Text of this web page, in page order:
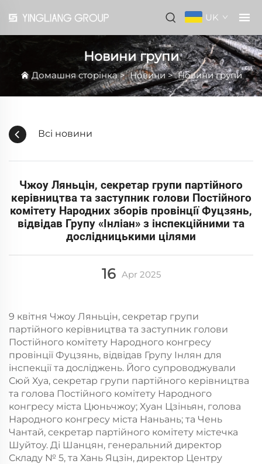
UK
Новини групи
Домашня сторінка>Новини>Новини групи
Всі новини
Чжоу Ляньцін, секретар групи партійного
керівництва та заступник голови Постійного
комітету Народних зборів провінції Фуцзянь,
відвідав Групу «Інліан» з інспекційними та
дослідницькими цілями
16 Apr 2025
9 квітня Чжоу Ляньцін, секретар групи
партійного керівництва та заступник голови
Постійного комітету Народного конгресу
провінції Фуцзянь, відвідав Групу Інлян для
інспекції та досліджень. Його супроводжували
Сюй Хуа, секретар групи партійного керівництва
та голова Постійного комітету Народного
конгресу міста Цюньчжоу; Хуан Цзіньян, голова
Народного конгресу міста Наньань; та Чень
Чантай, секретар партійного комітету містечка
Шуйтоу. Ді Шанцян, генеральний директор
Складу № 5, та Хань Яцзін, директор Центру